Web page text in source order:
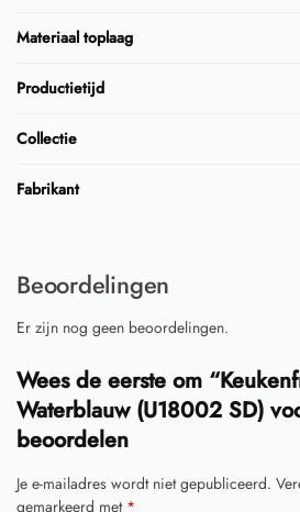
Materiaal toplaag
Productietijd
Collectie
Fabrikant
Beoordelingen
Er zijn nog geen beoordelingen.
Wees de eerste om
Waterblauw (U18002 SD)
beoordelen
Je e-mailadres wordt niet gepubliceerd.
gemarkeerd met *